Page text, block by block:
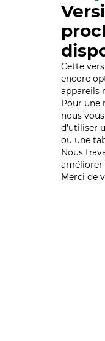
Cette
encore
appareils
Pour une
nous
d'utiliser
ou une
Nous
Merci de